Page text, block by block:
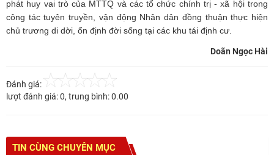
phát huy vai trò của MTTQ và các tổ chức chính trị - xã hội trong
công tác tuyên truyền, vận động Nhân dân đồng thuận thực hiện
chủ trương di dời, ổn định đời sống tại các khu tái định cư.
Doãn Ngọc Hài
Đánh giá:
lượt đánh giá:0, trung bình:0.00
TIN CÙNG CHUYÊN MỤC